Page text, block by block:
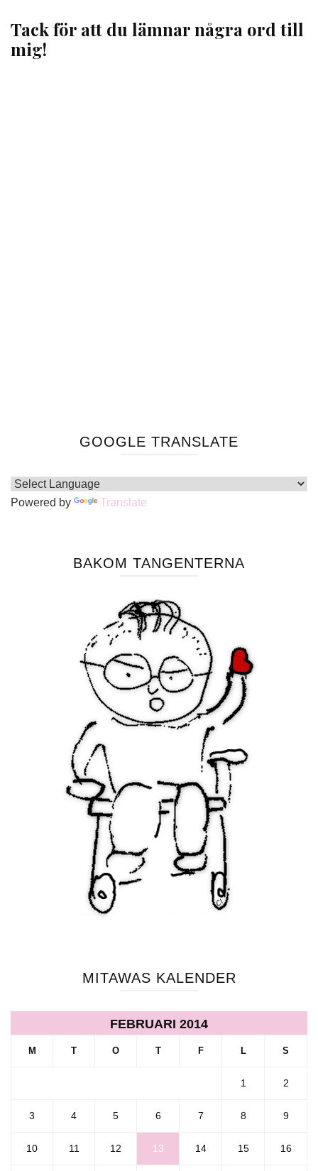
Tack för att du lämnar några ord till
mig!
GOOGLE TRANSLATE
Powered by Translate
BAKOM TANGENTERNA
MITAWAS KALENDER
FEBRUARI 2014
M T O T F L S
1 2
3 4 5 6 7 8 9
10 11 12 13 14 15 16